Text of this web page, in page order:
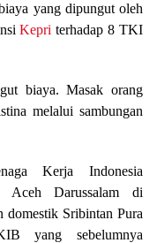
yang dipungut oleh
Kepri terhadap 8 TKI
biaya. Masak orang
melalui sambungan
Kerja Indonesia
Aceh Darussalam di
domestik Sribintan Pura
yang sebelumnya